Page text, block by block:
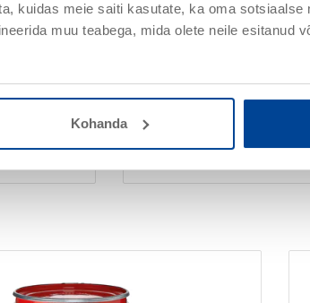
kuidas meie saiti kasutate, ka oma sotsiaalse
muu teabega, mida olete neile esitanud
Kohanda
Head karbamiidi teket
Keemiliselt koormatav
Pehmendavate ainete
Reageerinud olekus